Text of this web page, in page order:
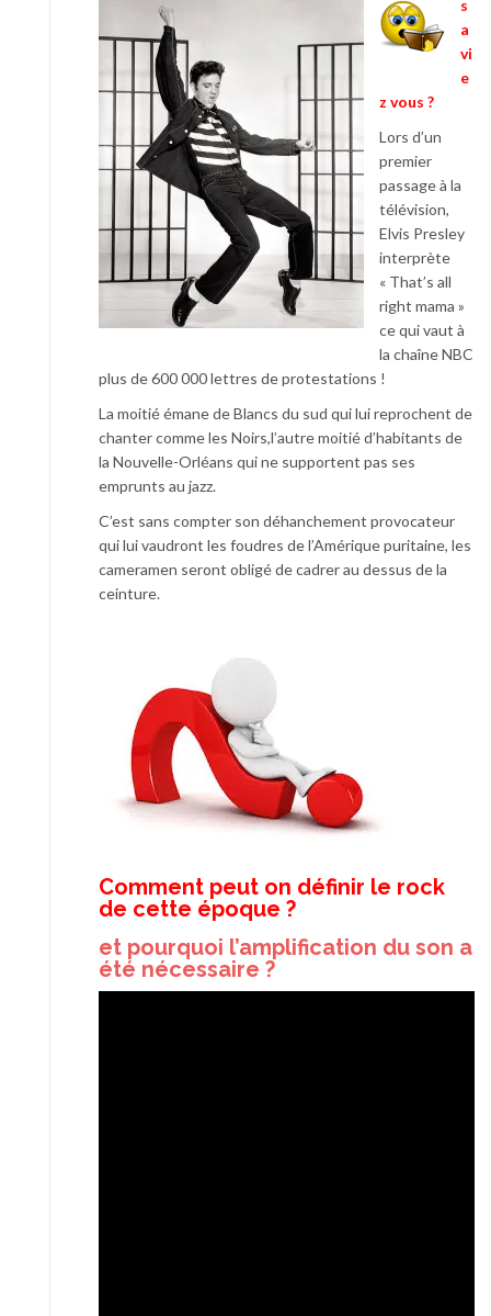
s
a
vi
e
z vous ?
Lors d’un
premier
passage à la
télévision,
Elvis Presley
interprète
« That’s all
right mama »
ce qui vaut à
la chaîne NBC
plus de 600 000 lettres de protestations !
La moitié émane de Blancs du sud qui lui reprochent de
chanter comme les Noirs,l’autre moitié d’habitants de
la Nouvelle-Orléans qui ne supportent pas ses
emprunts au jazz.
C’est sans compter son déhanchement provocateur
qui lui vaudront les foudres de l’Amérique puritaine, les
cameramen seront obligé de cadrer au dessus de la
ceinture.
Comment peut on définir le rock
de cette époque ?
et pourquoi l’amplification du son a
été nécessaire ?